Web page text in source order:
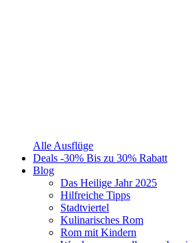
Alle Ausflüge
Deals -30% Bis zu 30% Rabatt
Blog
Das Heilige Jahr 2025
Hilfreiche Tipps
Stadtviertel
Kulinarisches Rom
Rom mit Kindern